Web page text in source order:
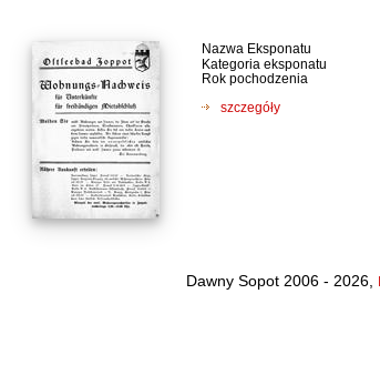
Nazwa Eksponatu
Kategoria eksponatu
Rok pochodzenia
szczegóły
Dawny Sopot 2006 - 2026,